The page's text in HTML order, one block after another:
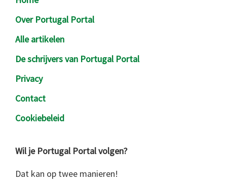
Over Portugal Portal
Alle artikelen
De schrijvers van Portugal Portal
Privacy
Contact
Cookiebeleid
Wil je Portugal Portal volgen?
Dat kan op twee manieren!